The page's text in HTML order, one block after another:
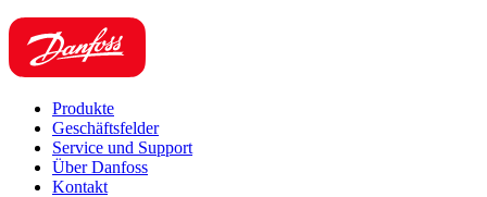
Produkte
Geschäftsfelder
Service und Support
Über Danfoss
Kontakt